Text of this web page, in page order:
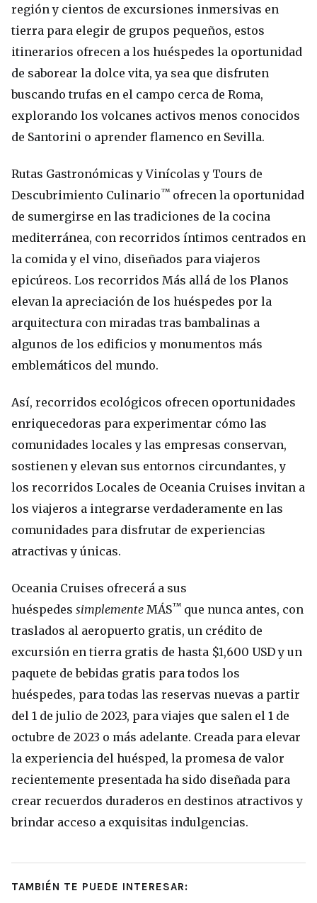
región y cientos de excursiones inmersivas en
tierra para elegir de grupos pequeños, estos
itinerarios ofrecen a los huéspedes la oportunidad
de saborear la dolce vita, ya sea que disfruten
buscando trufas en el campo cerca de Roma,
explorando los volcanes activos menos conocidos
de Santorini o aprender flamenco en Sevilla.
Rutas Gastronómicas y Vinícolas y Tours de
Descubrimiento Culinario™ ofrecen la oportunidad
de sumergirse en las tradiciones de la cocina
mediterránea, con recorridos íntimos centrados en
la comida y el vino, diseñados para viajeros
epicúreos. Los recorridos Más allá de los Planos
elevan la apreciación de los huéspedes por la
arquitectura con miradas tras bambalinas a
algunos de los edificios y monumentos más
emblemáticos del mundo.
Así, recorridos ecológicos ofrecen oportunidades
enriquecedoras para experimentar cómo las
comunidades locales y las empresas conservan,
sostienen y elevan sus entornos circundantes, y
los recorridos Locales de Oceania Cruises invitan a
los viajeros a integrarse verdaderamente en las
comunidades para disfrutar de experiencias
atractivas y únicas.
Oceania Cruises ofrecerá a sus
huéspedes simplemente MÁS™ que nunca antes, con
traslados al aeropuerto gratis, un crédito de
excursión en tierra gratis de hasta $1,600 USD y un
paquete de bebidas gratis para todos los
huéspedes, para todas las reservas nuevas a partir
del 1 de julio de 2023, para viajes que salen el 1 de
octubre de 2023 o más adelante. Creada para elevar
la experiencia del huésped, la promesa de valor
recientemente presentada ha sido diseñada para
crear recuerdos duraderos en destinos atractivos y
brindar acceso a exquisitas indulgencias.
TAMBIÉN TE PUEDE INTERESAR: